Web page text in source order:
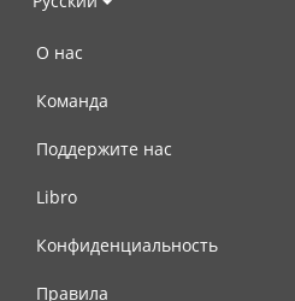
О нас
Команда
Поддержите нас
Libro
Конфиденциальность
Правила